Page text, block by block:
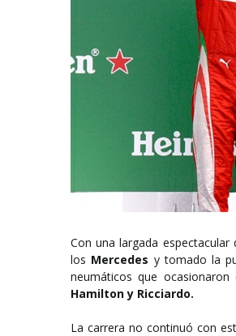
Con una largada espectacular
los Mercedes y tomado la
neumáticos que ocasionaron
Hamilton y Ricciardo.
La carrera no continuó con